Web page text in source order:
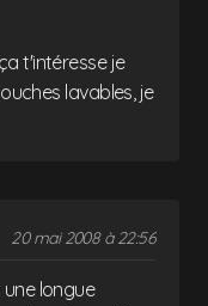
t'intéresse je
lavables, je
20 mai 2008 à 22:56
longue